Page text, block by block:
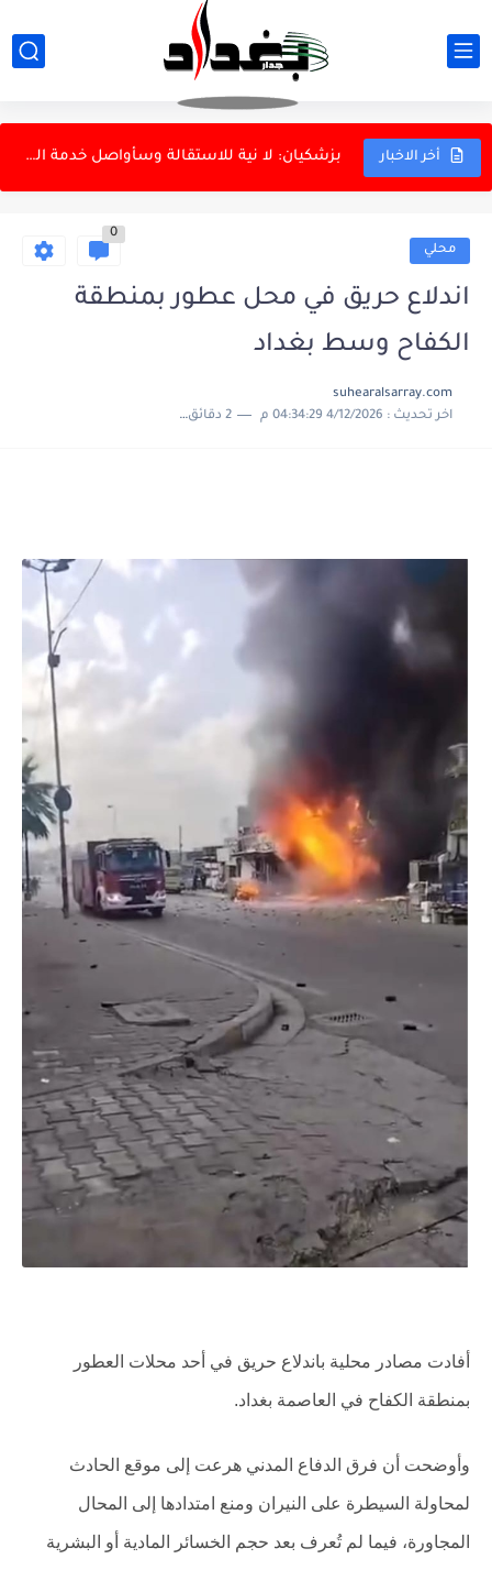
أخر الاخبار
عراقجي: القوات المسلحة الإيرانية أثبتت جاهزيتها أمام أقوى جيش
بزشكيان: لا نية للاستقالة وسأواصل خدمة الشعب
الدفاع الروسية تعلن استهداف سفينتين أوكرانيتين لنقل البضائع في البحر...
الزيدي يستقبل رئيس الاستخبارات السعودية
محلي
0
اندلاع حريق في محل عطور بمنطقة
الكفاح وسط بغداد
suhearalsarray.com
اخر تحديث : 4/12/2026 04:34:29 م 2 دقائق للقراءة
أفادت مصادر محلية باندلاع حريق في أحد محلات العطور
بمنطقة الكفاح في العاصمة بغداد.
وأوضحت أن فرق الدفاع المدني هرعت إلى موقع الحادث
لمحاولة السيطرة على النيران ومنع امتدادها إلى المحال
المجاورة، فيما لم تُعرف بعد حجم الخسائر المادية أو البشرية